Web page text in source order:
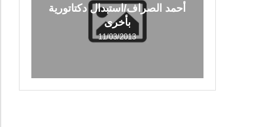
أحمد الصراف/استبدال دكتاتورية
بأخرى
11/03/2013